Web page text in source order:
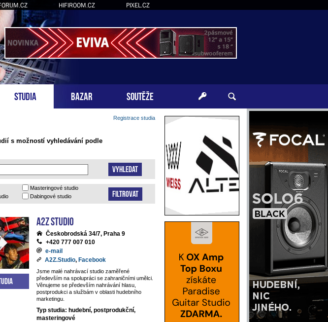
HIFIROOM.CZ PIXEL.CZ
STUDIA BAZAR SOUTĚŽE
Registrace studia
s možností vyhledávání podle
Vyhledat
Filtrovat
Masteringové studio
Dabingové studio
A2Z Studio
Českobrodská 34/7, Praha 9
+420 777 007 010
e-mail
A2Z.Studio, Facebook
Jsme malé nahrávací studio zaměřené
především na spolupráci se zahraničními umělci.
Věnujeme se především nahrávání hlasu,
postprodukci a službám v oblasti hudebního
marketingu.
Typ studia: hudební, postprodukční,
masteringové